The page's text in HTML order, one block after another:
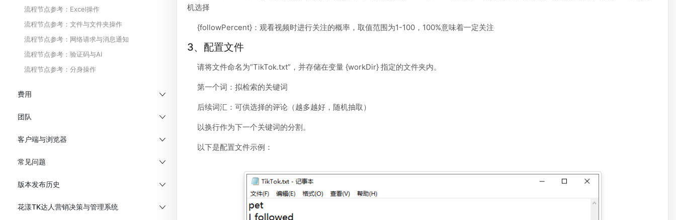
流程节点参考：Excel操作
流程节点参考：文件与文件夹操作
流程节点参考：网络请求与消息通知
流程节点参考：验证码与AI
流程节点参考：分身操作
费用
团队
客户端与浏览器
常见问题
版本发布历史
花漾TK达人营销决策与管理系统
机选择
{followPercent}：观看视频时进行关注的概率，取值范围为1-100，100%意味着一定关注
3、配置文件
请将文件命名为“TikTok.txt”，并存储在变量 {workDir} 指定的文件夹内。
第一个词：拟检索的关键词
后续词汇：可供选择的评论（越多越好，随机抽取）
以换行作为下一个关键词的分割。
以下是配置文件示例：